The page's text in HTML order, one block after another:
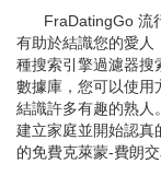
FraDatingGo 流
有助於結識您的愛人
種搜索引擎過濾器搜
數據庫，您可以使用
結識許多有趣的熟人
建立家庭並開始認真
的免費克萊蒙-費朗交